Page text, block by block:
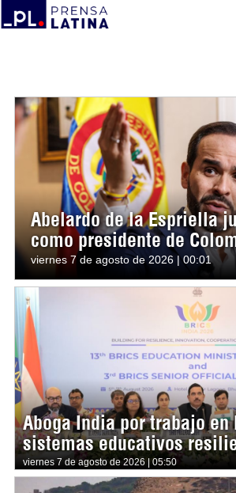
Abelardo de la Espriella
como presidente de
viernes 7 de agosto de 2026 | 00:01
Aboga India por trabajo en
sistemas educativos
viernes 7 de agosto de 2026 | 05:50